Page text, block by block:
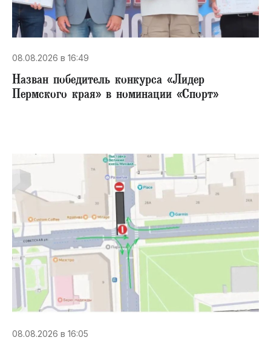
08.08.2026 в 16:49
Назван победитель конкурса «Лидер
Пермского края» в номинации «Спорт»
08.08.2026 в 16:05